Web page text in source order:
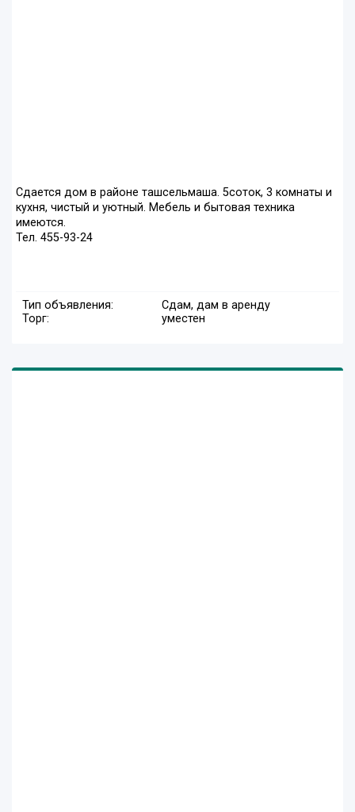
Сдается дом в районе ташсельмаша. 5соток, 3 комнаты и
кухня, чистый и уютный. Мебель и бытовая техника
имеются.
Тел. 455-93-24
Тип объявления:
Сдам, дам в аренду
Торг:
уместен